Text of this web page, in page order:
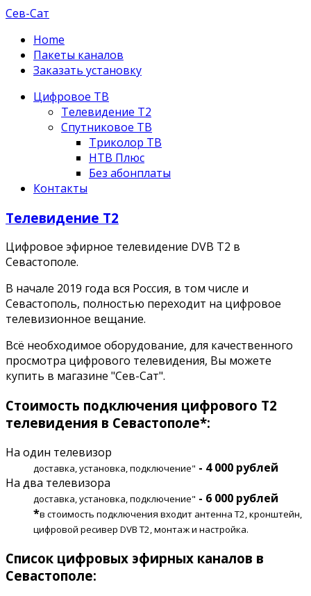
Сев-Сат
Home
Пакеты каналов
Заказать установку
Цифровое ТВ
Телевидение Т2
Спутниковое ТВ
Триколор ТВ
НТВ Плюс
Без абонплаты
Контакты
Телевидение Т2
Цифровое эфирное телевидение DVB T2 в
Севастополе.
В начале 2019 года вся Россия, в том числе и
Севастополь, полностью переходит на цифровое
телевизионное вещание.
Всё необходимое оборудование, для качественного
просмотра цифрового телевидения, Вы можете
купить в магазине "Сев-Сат".
Стоимость подключения цифрового Т2
телевидения в Севастополе*:
На один телевизор
доставка, установка, подключение" - 4 000 рублей
На два телевизора
доставка, установка, подключение" - 6 000 рублей
*в стоимость подключения входит антенна Т2, кронштейн,
цифровой ресивер DVB T2, монтаж и настройка.
Список цифровых эфирных каналов в
Севастополе: